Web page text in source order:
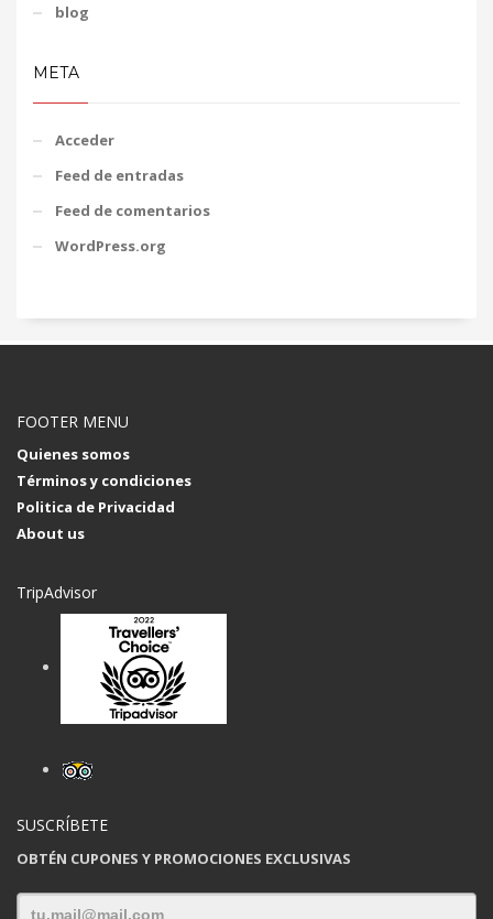
blog
META
Acceder
Feed de entradas
Feed de comentarios
WordPress.org
FOOTER MENU
Quienes somos
Términos y condiciones
Politica de Privacidad
About us
TripAdvisor
SUSCRÍBETE
OBTÉN CUPONES Y PROMOCIONES EXCLUSIVAS